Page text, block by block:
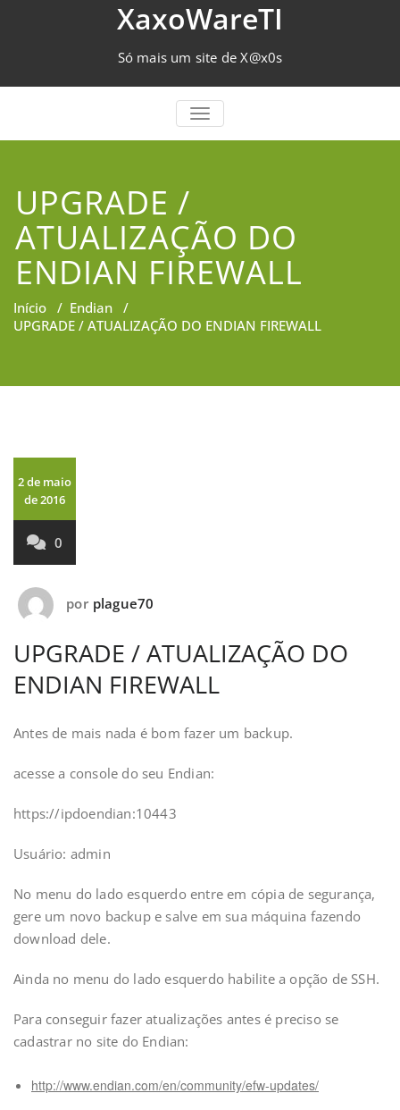
XaxoWareTI
Só mais um site de X@x0s
TOGGLE NAVIGATION
UPGRADE /
ATUALIZAÇÃO DO
ENDIAN FIREWALL
Início / Endian /
UPGRADE / ATUALIZAÇÃO DO ENDIAN FIREWALL
2 de maio
de 2016
0
por plague70
UPGRADE / ATUALIZAÇÃO DO
ENDIAN FIREWALL
Antes de mais nada é bom fazer um backup.
acesse a console do seu Endian:
https://ipdoendian:10443
Usuário: admin
No menu do lado esquerdo entre em cópia de segurança,
gere um novo backup e salve em sua máquina fazendo
download dele.
Ainda no menu do lado esquerdo habilite a opção de SSH.
Para conseguir fazer atualizações antes é preciso se
cadastrar no site do Endian:
http://www.endian.com/en/community/efw-updates/